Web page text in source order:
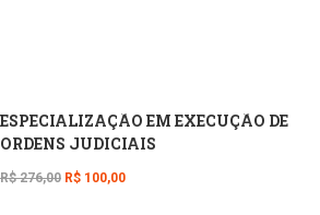
ESPECIALIZAÇÃO EM EXECUÇÃO DE
ORDENS JUDICIAIS
R$ 276,00 R$ 100,00